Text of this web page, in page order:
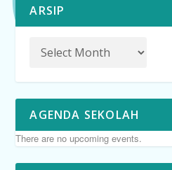
ARSIP
AGENDA SEKOLAH
There are no upcoming events.